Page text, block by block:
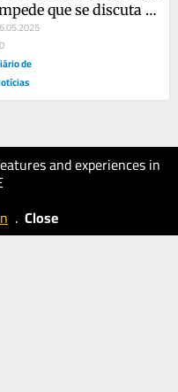
and experiences in
. Close
que se discuta
o agressor
de